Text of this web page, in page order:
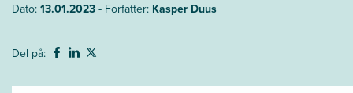
Dato:13.01.2023- Forfatter: Kasper Duus
Del på: